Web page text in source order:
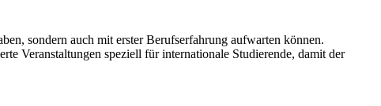
sondern auch mit erster Berufserfahrung aufwarten können.
Veranstaltungen speziell für internationale Studierende, damit der